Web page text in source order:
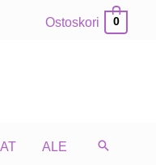
Ostoskori 0
ALE